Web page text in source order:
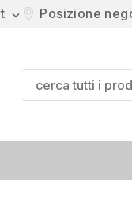
 Posizione